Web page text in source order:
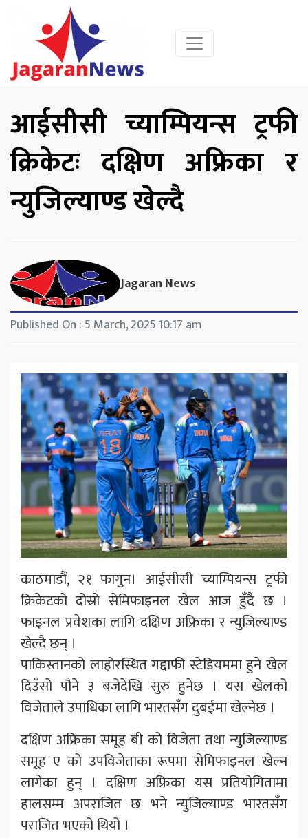
आईसीसी च्याम्पियन्स ट्रफी
क्रिकेटः दक्षिण अफ्रिका र
न्युजिल्याण्ड खेल्दै
Jagaran News
Published On : 5 March, 2025 10:17 am
काठमाडौं, २१ फागुन। आईसीसी च्याम्पियन्स ट्रफी
क्रिकेटको दोस्रो सेमिफाइनल खेल आज हुँदै छ ।
फाइनल प्रवेशका लागि दक्षिण अफ्रिका र न्युजिल्याण्ड
खेल्दै छन् ।
पाकिस्तानको लाहोरस्थित गद्दाफी स्टेडियममा हुने खेल
दिउँसो पौने ३ बजेदेखि सुरु हुनेछ । यस खेलको
विजेताले उपाधिका लागि भारतसँग दुबईमा खेल्नेछ ।
दक्षिण अफ्रिका समूह बी को विजेता तथा न्युजिल्याण्ड
समूह ए को उपविजेताका रूपमा सेमिफाइनल खेल्न
लागेका हुन् । दक्षिण अफ्रिका यस प्रतियोगितामा
हालसम्म अपराजित छ भने न्युजिल्याण्ड भारतसँग
पराजित भएको थियो ।